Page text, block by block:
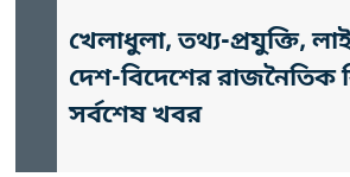
খেলাধুলা, তথ্য-প্রযুক্তি,
দেশ-বিদেশের রাজনৈতিক
সর্বশেষ খবর